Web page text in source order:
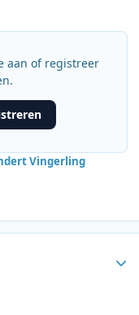
aan of registreer
Vingerling